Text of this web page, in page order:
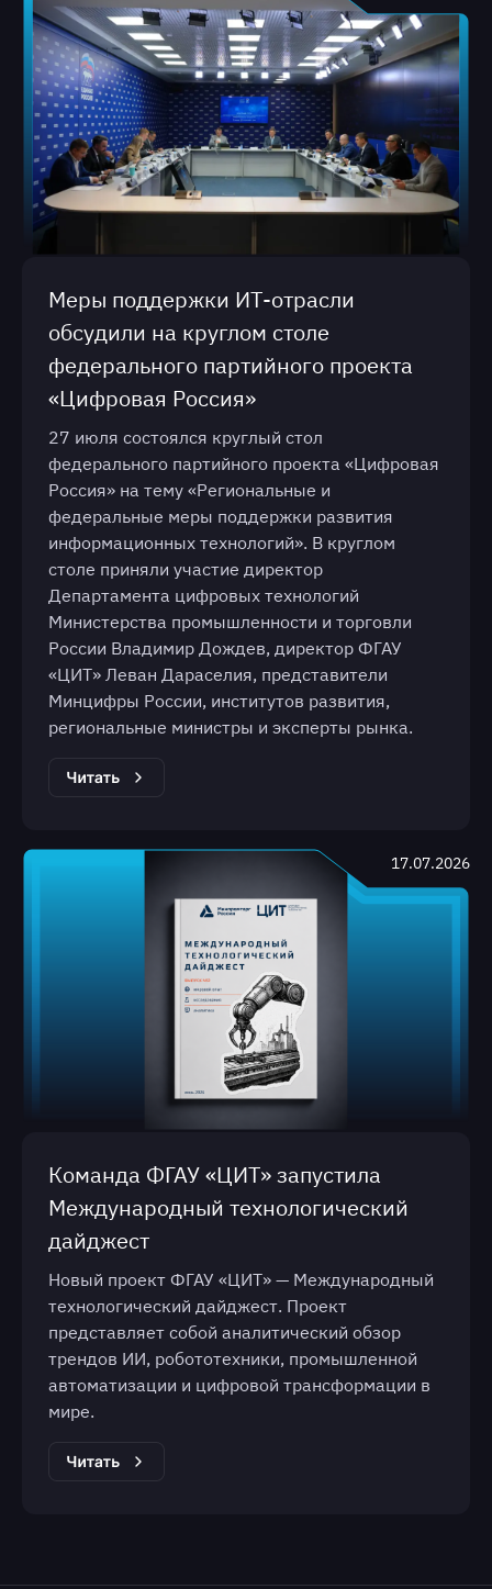
Меры поддержки ИТ-отрасли
обсудили на круглом столе
федерального партийного проекта
«Цифровая Россия»
27 июля состоялся круглый стол
федерального партийного проекта «Цифровая
Россия» на тему «Региональные и
федеральные меры поддержки развития
информационных технологий». В круглом
столе приняли участие директор
Департамента цифровых технологий
Министерства промышленности и торговли
России Владимир Дождев, директор ФГАУ
«ЦИТ» Леван Дараселия, представители
Минцифры России, институтов развития,
региональные министры и эксперты рынка.
17.07.2026
Команда ФГАУ «ЦИТ» запустила
Международный технологический
дайджест
Новый проект ФГАУ «ЦИТ» — Международный
технологический дайджест. Проект
представляет собой аналитический обзор
трендов ИИ, робототехники, промышленной
автоматизации и цифровой трансформации в
мире.